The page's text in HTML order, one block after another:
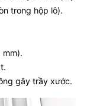
trong hộp lô).
gây trầy xước.